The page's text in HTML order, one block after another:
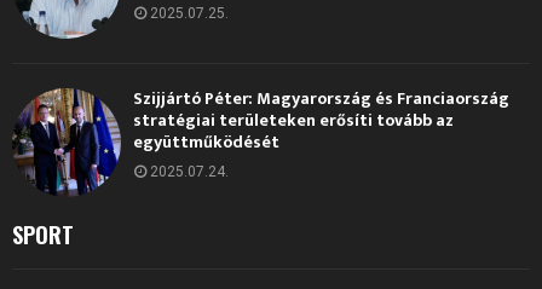
2025.07.25.
Szijjártó Péter: Magyarország és Franciaország
stratégiai területeken erősíti tovább az
együttműködését
2025.07.24.
SPORT